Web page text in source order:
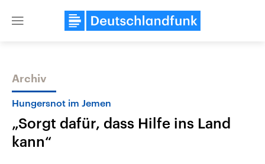
Close
Themen
Archiv
Hungersnot im Jemen
„Sorgt dafür, dass Hilfe ins Land
kann“